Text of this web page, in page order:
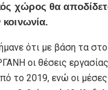
χώρος θα
ότι με βάση τα
οι θέσεις
το 2019, ενώ οι μέσες